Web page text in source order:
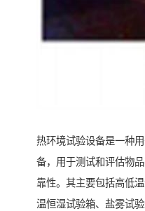
热环境试验设备是一种
备，用于测试和评估物
靠性。其主要包括高低
温恒湿试验箱、盐雾试验